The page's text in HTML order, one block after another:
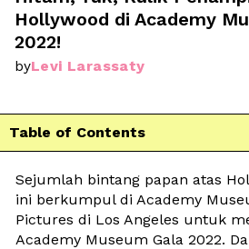
Hollywood di Academy
2022!
byLevi Larassaty
Table of Contents
Sejumlah bintang papan atas
ini berkumpul di Academy
Pictures di Los Angeles untuk
Academy Museum Gala 2022.